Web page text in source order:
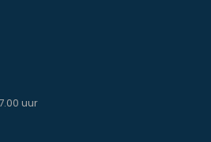
uur